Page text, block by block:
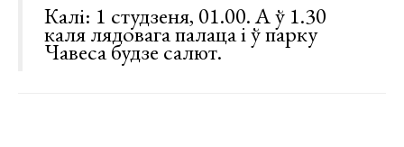
Калі: 1 студзеня, 01.00. А ў 1.30
каля лядовага палаца і ў парку
Чавеса будзе салют.